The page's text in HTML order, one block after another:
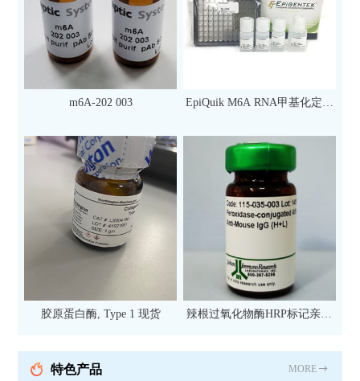
m6A-202 003
EpiQuik M6A RNA甲基化定量
次）
胶原蛋白酶, Type 1 现货
辣根过氧化物酶HRP标记亲和
抗 现货
特色产品 MORE